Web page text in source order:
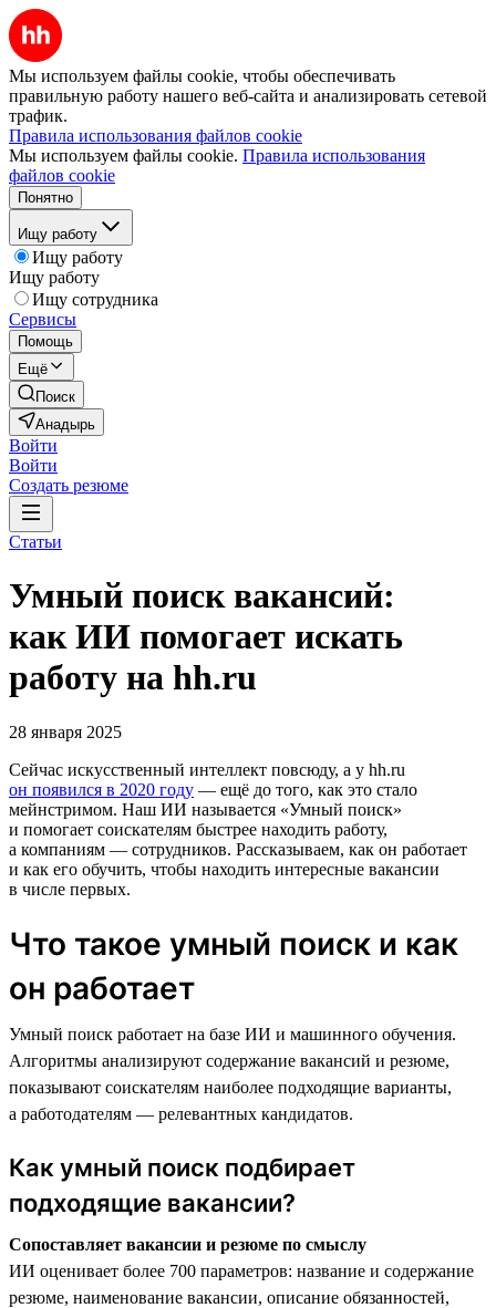
Мы используем файлы cookie, чтобы обеспечивать
правильную работу нашего веб-сайта и анализировать сетевой
трафик.
Правила использования файлов cookie
Мы используем файлы cookie. Правила использования
файлов cookie
Понятно
Ищу работу
Ищу работу
Ищу работу
Ищу сотрудника
Сервисы
Помощь
Ещё
Поиск
Анадырь
Войти
Войти
Создать резюме
Статьи
Умный поиск вакансий:
как ИИ помогает искать
работу на hh.ru
28 января 2025
Сейчас искусственный интеллект повсюду, а у hh.ru
он появился в 2020 году — ещё до того, как это стало
мейнстримом. Наш ИИ называется «Умный поиск»
и помогает соискателям быстрее находить работу,
а компаниям — сотрудников. Рассказываем, как он работает
и как его обучить, чтобы находить интересные вакансии
в числе первых.
Что такое умный поиск и как
он работает
Умный поиск работает на базе ИИ и машинного обучения.
Алгоритмы анализируют содержание вакансий и резюме,
показывают соискателям наиболее подходящие варианты,
а работодателям — релевантных кандидатов.
Как умный поиск подбирает
подходящие вакансии?
Сопоставляет вакансии и резюме по смыслу
ИИ оценивает более 700 параметров: название и содержание
резюме, наименование вакансии, описание обязанностей,